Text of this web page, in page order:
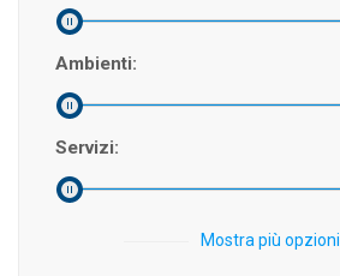
Ambienti:
Servizi:
Mostra più opzioni